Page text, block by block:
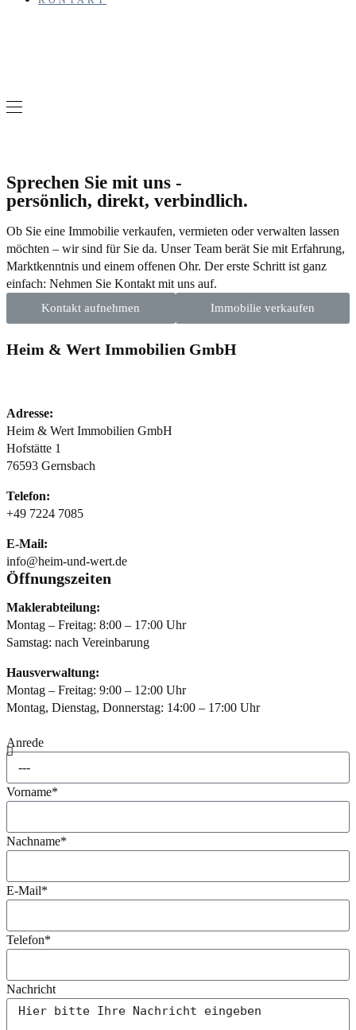
Sprechen Sie mit uns -
persönlich, direkt, verbindlich.
Ob Sie eine Immobilie verkaufen, vermieten oder verwalten lassen
möchten – wir sind für Sie da. Unser Team berät Sie mit Erfahrung,
Marktkenntnis und einem offenen Ohr. Der erste Schritt ist ganz
einfach: Nehmen Sie Kontakt mit uns auf.
Kontakt aufnehmen Immobilie verkaufen
Heim & Wert Immobilien GmbH
Adresse:
Heim & Wert Immobilien GmbH
Hofstätte 1
76593 Gernsbach
Telefon:
+49 7224 7085
E-Mail:
info@heim-und-wert.de
Öffnungszeiten
Maklerabteilung:
Montag – Freitag: 8:00 – 17:00 Uhr
Samstag: nach Vereinbarung
Hausverwaltung:
Montag – Freitag: 9:00 – 12:00 Uhr
Montag, Dienstag, Donnerstag: 14:00 – 17:00 Uhr
Anrede
Vorname*
Nachname*
E-Mail*
Telefon*
Nachricht